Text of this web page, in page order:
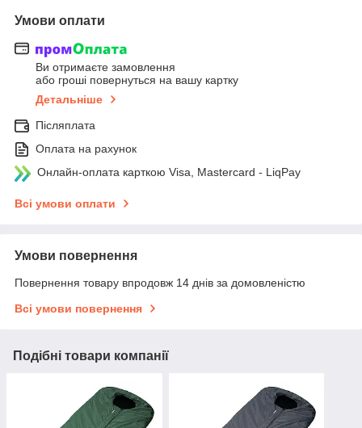
Умови оплати
Ви отримаєте замовлення
або гроші повернуться на вашу картку
Детальніше
Післяплата
Оплата на рахунок
Онлайн-оплата карткою Visa, Mastercard - LiqPay
Всі умови оплати
Умови повернення
Повернення товару впродовж 14 днів за домовленістю
Всі умови повернення
Подібні товари компанії